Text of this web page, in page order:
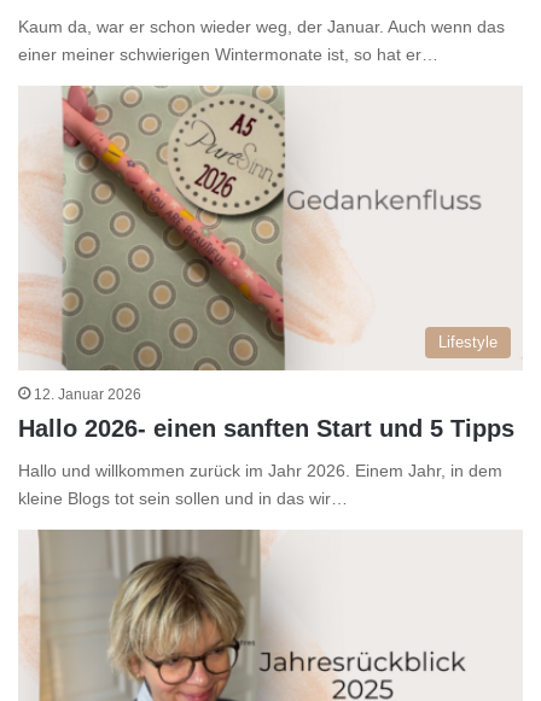
Kaum da, war er schon wieder weg, der Januar. Auch wenn das
einer meiner schwierigen Wintermonate ist, so hat er…
Lifestyle
12. Januar 2026
Hallo 2026- einen sanften Start und 5 Tipps
Hallo und willkommen zurück im Jahr 2026. Einem Jahr, in dem
kleine Blogs tot sein sollen und in das wir…